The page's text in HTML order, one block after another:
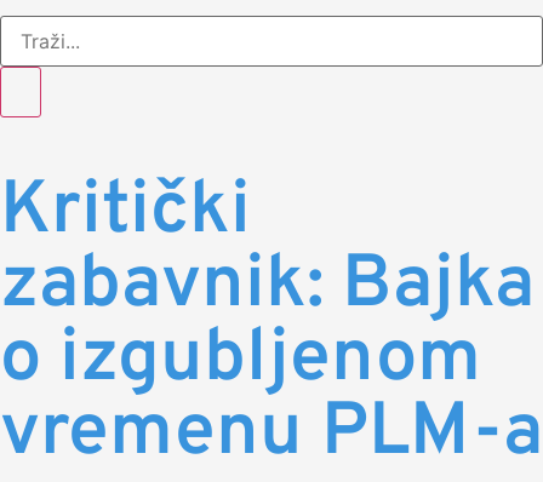
Kritički
zabavnik: Bajka
o izgubljenom
vremenu PLM-a